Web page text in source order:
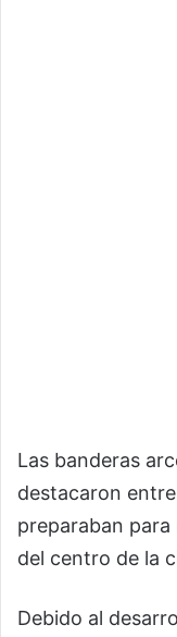
Las banderas
destacaron
preparaban
del centro de la
Debido al